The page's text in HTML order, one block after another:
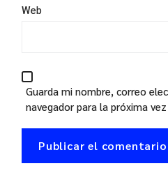
Web
Guarda mi nombre, correo
navegador para la próxima